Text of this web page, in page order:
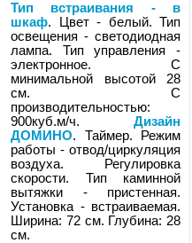
Тип встраивания - в
шкаф. Цвет - белый. Тип
освещения - светодиодная
лампа. Тип управления -
электронное. С
минимальной высотой 28
см. С
производительностью:
900куб.м/ч.Дизайн
ДОМИНО. Таймер. Режим
работы - отвод/циркуляция
воздуха. Регулировка
скорости. Тип каминной
вытяжки - пристенная.
Установка - встраиваемая.
Ширина: 72 см. Глубина: 28
см.